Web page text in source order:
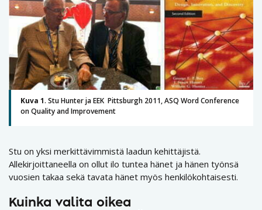
Kuva 1. Stu Hunter ja EEK Pittsburgh 2011, ASQ Word Conference
on Quality and Improvement
Stu on yksi merkittävimmistä laadun kehittäjistä.
Allekirjoittaneella on ollut ilo tuntea hänet ja hänen työnsä
vuosien takaa sekä tavata hänet myös henkilökohtaisesti.
Kuinka valita oikea